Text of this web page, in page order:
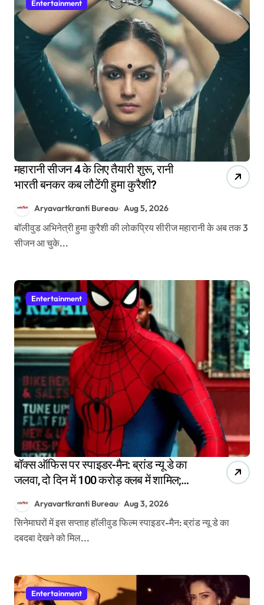
Entertainment
महारानी सीजन 4 के लिए तैयारी शुरू, रानी
भारती बनकर कब लौटेंगी हुमा कुरैशी?
Aryavartkranti Bureau Aug 5, 2026
बॉलीवुड अभिनेत्री हुमा कुरैशी की लोकप्रिय सीरीज महारानी के अब तक 3
सीजन आ चुके...
Entertainment
बॉक्स ऑफिस पर स्पाइडर-मैन: ब्रांड न्यू डे का
जलवा, दो दिन में 100 करोड़ क्लब में शामिल;
Aryavartkranti Bureau Aug 3, 2026
सिनेमाघरों में इस सप्ताह हॉलीवुड फिल्म स्पाइडर-मैन: ब्रांड न्यू डे का
दबदबा देखने को मिल...
Entertainment